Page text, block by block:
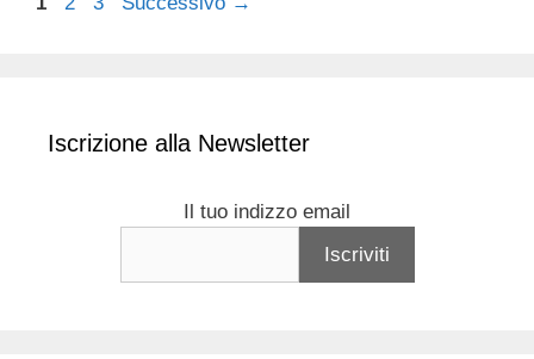
Iscrizione alla Newsletter
Il tuo indizzo email